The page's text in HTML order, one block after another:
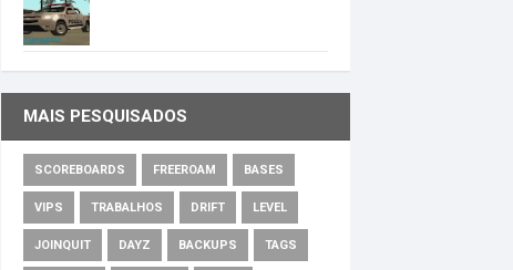
MAIS PESQUISADOS
SCOREBOARDS FREEROAM BASES
VIPS TRABALHOS DRIFT LEVEL
JOINQUIT DAYZ BACKUPS TAGS